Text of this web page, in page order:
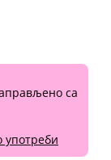
са
употреби